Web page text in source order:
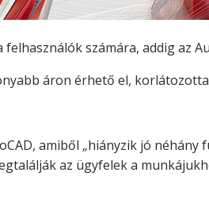
számára, addig az
áron érhető el,
amiből „hiányzik jó néhány
az ügyfelek a